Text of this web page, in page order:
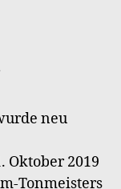
neu
Oktober 2019
Tonmeisters